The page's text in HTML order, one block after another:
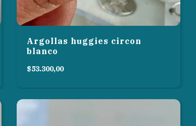
Argollas huggies circon
blanco
$53.300,00